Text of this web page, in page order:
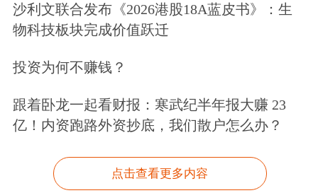
长城基金表示，从资金层面看，市场对
美联储未来降息前景的预期，改善了全
A500ETF为代表的增量资金持续入场，
求相互结合，共同夯实了市场的资金基
沙利文联合发布《2026港股18A蓝皮书》：生
物科技板块完成价值跃迁
投资为何不赚钱？
跟着卧龙一起看财报：寒武纪半年报大赚 23
亿！内资跑路外资抄底，我们散户怎么办？
点击查看更多内容